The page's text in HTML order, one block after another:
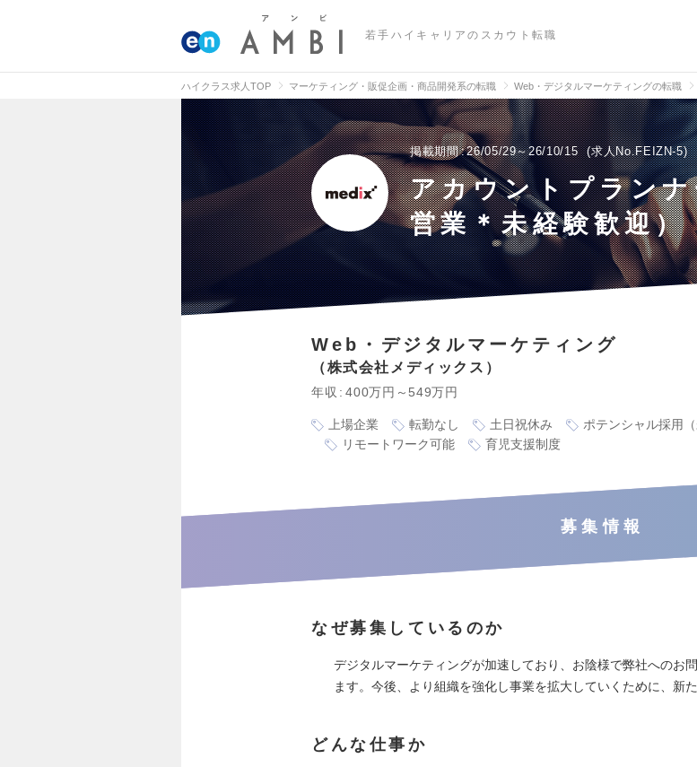
若手ハイキャリアのスカウト転職
ハイクラス求人TOP マーケティング・販促企画・商品開発系の転職 Web・デジタルマーケティングの転職
掲載期間 26/05/29～26/10/15 求人No.FEIZN-5
アカウントプラン
営業＊未経験歓迎）
Web・デジタルマーケティング
株式会社メディックス
年収 400万円～549万円
上場企業 転勤なし 土日祝休み ポテンシャル採用（
リモートワーク可能
育児支援制度
募集情報
なぜ募集しているのか
デジタルマーケティングが加速しており、お陰様で弊社へのお
ます。今後、より組織を強化し事業を拡大していくために、新
どんな仕事か